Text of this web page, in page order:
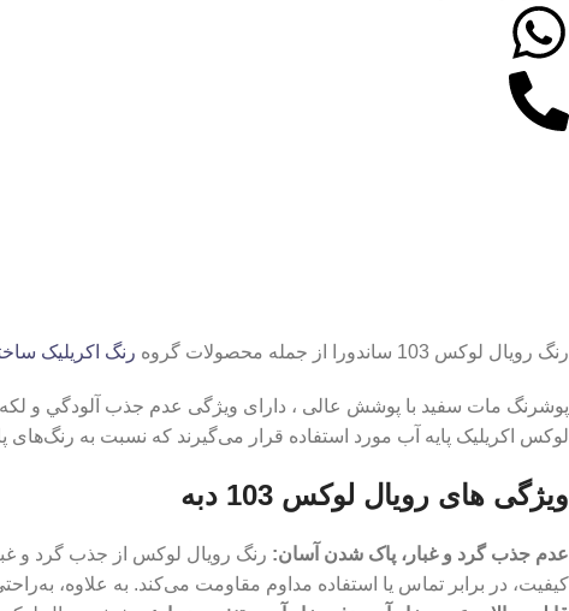
رنگ رویال لوکس 103 ساندورا از جمله محصولات گروه رنگ اکریلیک
پوشرنگ مات سفید با پوشش عالی ، دارای ویژگی عدم جذب آلودگي و لكه
لوکس اکریلیک پایه آب مورد استفاده قرار می‌گیرند که نسبت به
ویژگی های رویال لوکس 103 دبه
عدم جذب گرد و غبار، پاک شدن آسان: رنگ رویال لوکس از جذب گرد و
کیفیت، در برابر تماس یا استفاده مداوم مقاومت می‌کند. به علاوه،